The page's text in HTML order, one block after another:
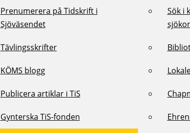
Prenumerera på Tidskrift i
Sjöväsendet
Tävlingsskrifter
KÖMS blogg
Publicera artiklar i TiS
Gynterska TiS-fonden
Sök i